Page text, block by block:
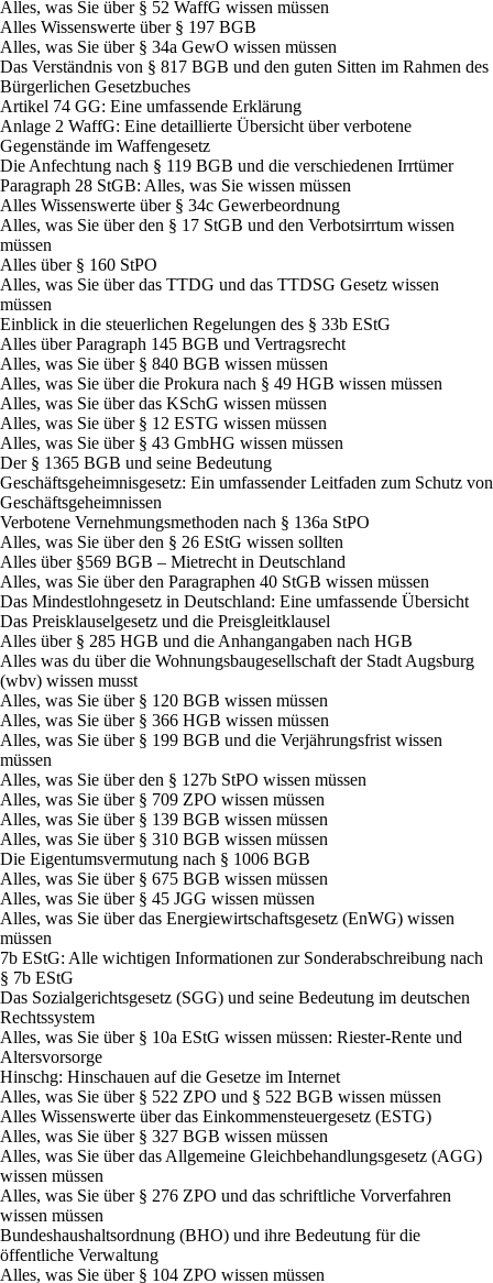
Alles, was Sie über § 52 WaffG wissen müssen
Alles Wissenswerte über § 197 BGB
Alles, was Sie über § 34a GewO wissen müssen
Das Verständnis von § 817 BGB und den guten Sitten im Rahmen des
Bürgerlichen Gesetzbuches
Artikel 74 GG: Eine umfassende Erklärung
Anlage 2 WaffG: Eine detaillierte Übersicht über verbotene
Gegenstände im Waffengesetz
Die Anfechtung nach § 119 BGB und die verschiedenen Irrtümer
Paragraph 28 StGB: Alles, was Sie wissen müssen
Alles Wissenswerte über § 34c Gewerbeordnung
Alles, was Sie über den § 17 StGB und den Verbotsirrtum wissen
müssen
Alles über § 160 StPO
Alles, was Sie über das TTDG und das TTDSG Gesetz wissen
müssen
Einblick in die steuerlichen Regelungen des § 33b EStG
Alles über Paragraph 145 BGB und Vertragsrecht
Alles, was Sie über § 840 BGB wissen müssen
Alles, was Sie über die Prokura nach § 49 HGB wissen müssen
Alles, was Sie über das KSchG wissen müssen
Alles, was Sie über § 12 ESTG wissen müssen
Alles, was Sie über § 43 GmbHG wissen müssen
Der § 1365 BGB und seine Bedeutung
Geschäftsgeheimnisgesetz: Ein umfassender Leitfaden zum Schutz von
Geschäftsgeheimnissen
Verbotene Vernehmungsmethoden nach § 136a StPO
Alles, was Sie über den § 26 EStG wissen sollten
Alles über §569 BGB – Mietrecht in Deutschland
Alles, was Sie über den Paragraphen 40 StGB wissen müssen
Das Mindestlohngesetz in Deutschland: Eine umfassende Übersicht
Das Preisklauselgesetz und die Preisgleitklausel
Alles über § 285 HGB und die Anhangangaben nach HGB
Alles was du über die Wohnungsbaugesellschaft der Stadt Augsburg
(wbv) wissen musst
Alles, was Sie über § 120 BGB wissen müssen
Alles, was Sie über § 366 HGB wissen müssen
Alles, was Sie über § 199 BGB und die Verjährungsfrist wissen
müssen
Alles, was Sie über den § 127b StPO wissen müssen
Alles, was Sie über § 709 ZPO wissen müssen
Alles, was Sie über § 139 BGB wissen müssen
Alles, was Sie über § 310 BGB wissen müssen
Die Eigentumsvermutung nach § 1006 BGB
Alles, was Sie über § 675 BGB wissen müssen
Alles, was Sie über § 45 JGG wissen müssen
Alles, was Sie über das Energiewirtschaftsgesetz (EnWG) wissen
müssen
7b EStG: Alle wichtigen Informationen zur Sonderabschreibung nach
§ 7b EStG
Das Sozialgerichtsgesetz (SGG) und seine Bedeutung im deutschen
Rechtssystem
Alles, was Sie über § 10a EStG wissen müssen: Riester-Rente und
Altersvorsorge
Hinschg: Hinschauen auf die Gesetze im Internet
Alles, was Sie über § 522 ZPO und § 522 BGB wissen müssen
Alles Wissenswerte über das Einkommensteuergesetz (ESTG)
Alles, was Sie über § 327 BGB wissen müssen
Alles, was Sie über das Allgemeine Gleichbehandlungsgesetz (AGG)
wissen müssen
Alles, was Sie über § 276 ZPO und das schriftliche Vorverfahren
wissen müssen
Bundeshaushaltsordnung (BHO) und ihre Bedeutung für die
öffentliche Verwaltung
Alles, was Sie über § 104 ZPO wissen müssen